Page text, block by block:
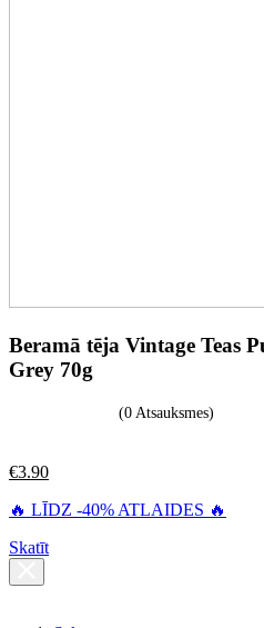
Beramā tēja Vintage Teas
Grey 70g
(0 Atsauksmes)
€3.90
🔥 LĪDZ -40% ATLAIDES 🔥
Skatīt